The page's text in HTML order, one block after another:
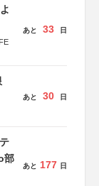
あと 33 日
あと 30 日
部
あと 177 日